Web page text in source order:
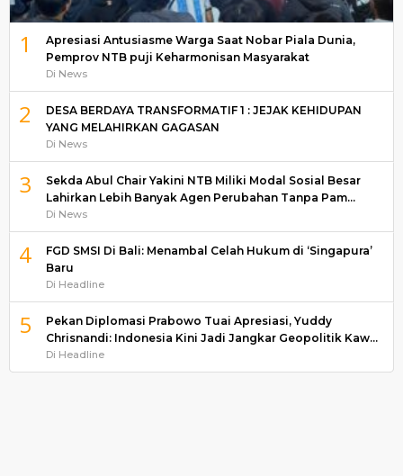
1
Apresiasi Antusiasme Warga Saat Nobar Piala Dunia,
Pemprov NTB puji Keharmonisan Masyarakat
Di News
2
DESA BERDAYA TRANSFORMATIF 1 : JEJAK KEHIDUPAN
YANG MELAHIRKAN GAGASAN
Di News
3
Sekda Abul Chair Yakini NTB Miliki Modal Sosial Besar
Lahirkan Lebih Banyak Agen Perubahan Tanpa Pam…
Di News
4
FGD SMSI Di Bali: Menambal Celah Hukum di ‘Singapura’
Baru
Di Headline
5
Pekan Diplomasi Prabowo Tuai Apresiasi, Yuddy
Chrisnandi: Indonesia Kini Jadi Jangkar Geopolitik Kaw…
Di Headline